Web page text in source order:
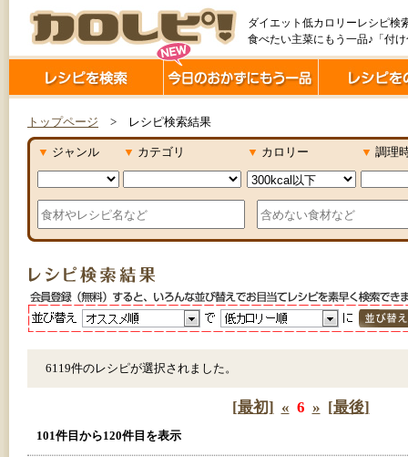
ダイエット低カロリーレシピ検
食べたい主菜にもう一品♪「付
トップページ > レシピ検索結果
▼ ジャンル ▼ カテゴリ ▼ カロリー ▼ 調理
6119件のレシピが選択されました。
[最初] « 6 » [最後]
101件目から120件目を表示